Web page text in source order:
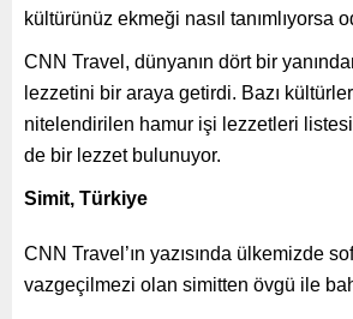
kültürünüz ekmeği nasıl tanımlıyorsa
CNN Travel, dünyanın dört bir
lezzetini bir araya getirdi. Bazı
nitelendirilen hamur işi lezzetleri
de bir lezzet bulunuyor.
Simit, Türkiye
CNN Travel’ın yazısında ülkemizde
vazgeçilmezi olan simitten övgü ile